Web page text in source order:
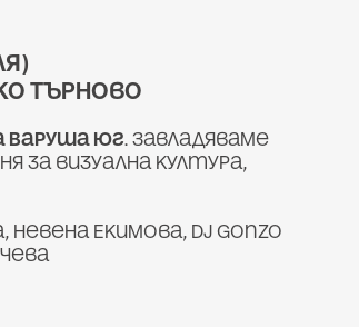
Търново
Варуша Юг. Завладяваме
за визуална култура,
Невена Екимова, DJ Gonzo